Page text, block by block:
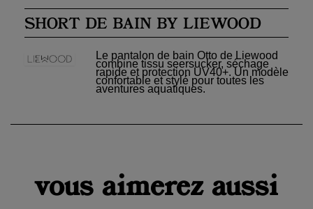
Ajouter à ma liste d'envies ×
add_circle_outline
une
nouvelle
liste
Annuler
Créer une liste d'envies
Annuler
Connexion
SHORT DE BAIN BY LIEWOOD
Le pantalon de bain Otto de Liewood
combine tissu seersucker, séchage
rapide et protection UV40+. Un modèle
confortable et stylé pour toutes les
aventures aquatiques.
vous aimerez aussi